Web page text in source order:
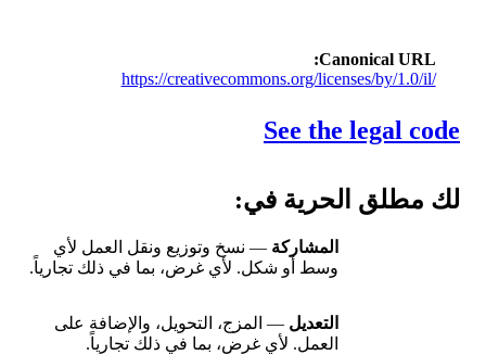
Canonical URL
https://creativecommons.org/licenses/by/1.0/il/
See the legal code
لك مطلق الحرية في:
المشاركة — نسخ وتوزيع ونقل العمل لأي
وسط أو شكل. لأي غرض، بما في ذلك تجارياً.
التعديل — المزج، التحويل، والإضافة على
العمل. لأي غرض، بما في ذلك تجارياً.